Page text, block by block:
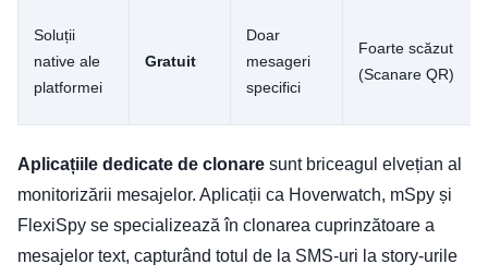
Soluții
native ale
platformei
Gratuit
Doar
mesageri
specifici
Foarte scăzut
(Scanare QR)
Aplicațiile dedicate de clonare sunt briceagul elvețian al
monitorizării mesajelor. Aplicații ca Hoverwatch, mSpy și
FlexiSpy se specializează în clonarea cuprinzătoare a
mesajelor text, capturând totul de la SMS-uri la story-urile